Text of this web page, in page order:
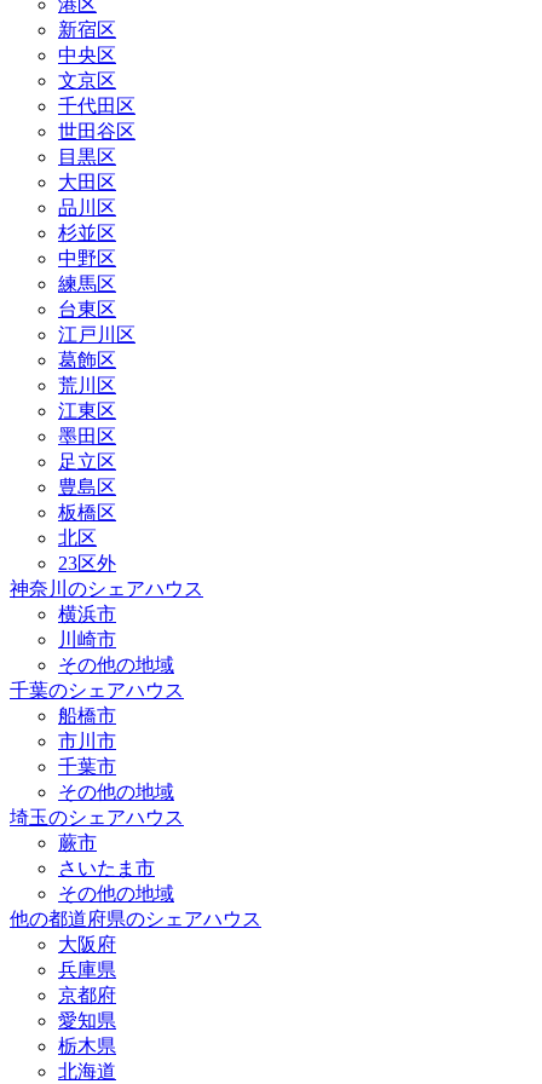
新宿区
中央区
文京区
千代田区
世田谷区
目黒区
大田区
品川区
杉並区
中野区
練馬区
台東区
江戸川区
葛飾区
荒川区
江東区
墨田区
足立区
豊島区
板橋区
北区
23区外
神奈川のシェアハウス
横浜市
川崎市
その他の地域
千葉のシェアハウス
船橋市
市川市
千葉市
その他の地域
埼玉のシェアハウス
蕨市
さいたま市
その他の地域
他の都道府県のシェアハウス
大阪府
兵庫県
京都府
愛知県
栃木県
北海道